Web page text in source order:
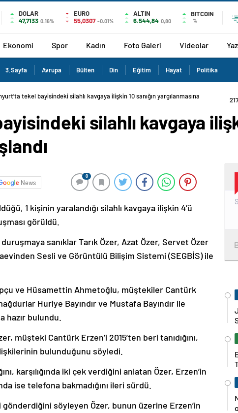
DOLAR
47,7133 0.16%
EURO
55,0307 -0.01%
ALTIN
6.544,84 0,80
BITCOIN
%
Ekonomi Spor Kadın Foto Galeri Videolar
3.Sayfa Avrupa Bülten Din Eğitim Hayat Politika
tekel bayisindeki silahlı kavgaya ilişkin 10 sanığın yargılanmasına
silahlı kavgaya
News
0
1 kişinin yaralandığı silahlı kavgaya ilişkin 4’ü
görüldü.
sanıklar Tarık Özer, Azat Özer, Servet Özer
Sesli ve Görüntülü Bilişim Sistemi (SEGBİS) ile
ve Hüsamettin Ahmetoğlu, müştekiler Cantürk
Huriye Bayındır ve Mustafa Bayındır ile
hazır bulundu.
müşteki Cantürk Erzen’i 2015’ten beri tanıdığını,
bulunduğunu söyledi.
karşılığında iki çek verdiğini anlatan Özer, Erzen’in
ise telefona bakmadığını ileri sürdü.
gönderdiğini söyleyen Özer, bunun üzerine Erzen’in